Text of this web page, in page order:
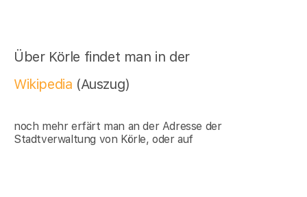
Über Körle findet man in der
Wikipedia (Auszug)
noch mehr erfärt man an der Adresse der
Stadtverwaltung von Körle, oder auf